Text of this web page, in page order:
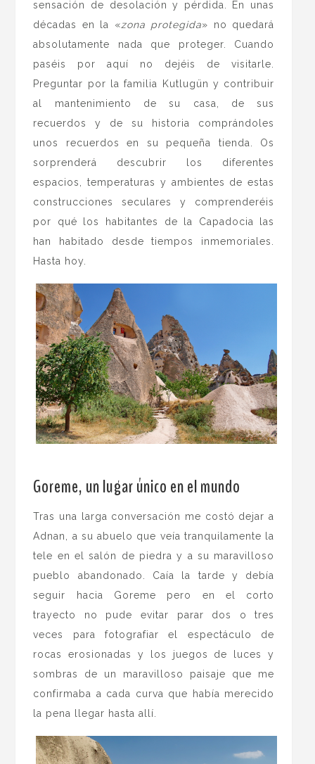
sensación de desolación y pérdida. En unas
décadas en la «zona protegida» no quedará
absolutamente nada que proteger. Cuando
paséis por aquí no dejéis de visitarle.
Preguntar por la familia Kutlugün y contribuir
al mantenimiento de su casa, de sus
recuerdos y de su historia comprándoles
unos recuerdos en su pequeña tienda. Os
sorprenderá descubrir los diferentes
espacios, temperaturas y ambientes de estas
construcciones seculares y comprenderéis
por qué los habitantes de la Capadocia las
han habitado desde tiempos inmemoriales.
Hasta hoy.
Goreme, un lugar único en el mundo
Tras una larga conversación me costó dejar a
Adnan, a su abuelo que veía tranquilamente la
tele en el salón de piedra y a su maravilloso
pueblo abandonado. Caía la tarde y debía
seguir hacia Goreme pero en el corto
trayecto no pude evitar parar dos o tres
veces para fotografiar el espectáculo de
rocas erosionadas y los juegos de luces y
sombras de un maravilloso paisaje que me
confirmaba a cada curva que había merecido
la pena llegar hasta allí.